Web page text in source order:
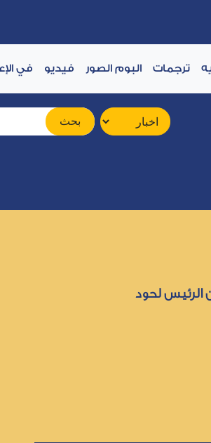
ترجمات البوم الصور فيديو في
بحث
الرئيس لحود